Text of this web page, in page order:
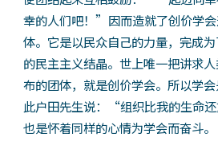
幸的人们吧！”因而造就了创价学
体。它是以民众自己的力量，完成
的民主主义结晶。世上唯一把讲求
布的团体，就是创价学会。所以学
此户田先生说：“组织比我的生命
也是怀着同样的心情为学会而奋斗。